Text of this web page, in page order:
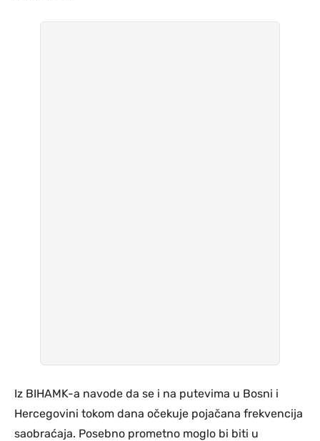
Iz BIHAMK-a navode da se i na putevima u Bosni i
Hercegovini tokom dana očekuje pojačana frekvencija
saobraćaja. Posebno prometno moglo bi biti u